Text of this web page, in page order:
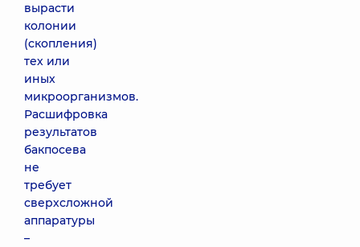
вырасти
колонии
(скопления)
тех или
иных
микроорганизмов.
Расшифровка
результатов
бакпосева
не
требует
сверхсложной
аппаратуры
–